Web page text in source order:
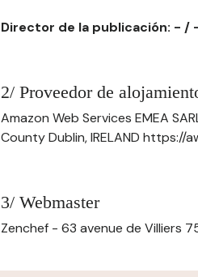
Director de la publicación: - /
2/ Proveedor de
Amazon Web Services EMEA
County Dublin, IRELAND https://
3/ Webmaster
Zenchef - 63 avenue de Villiers